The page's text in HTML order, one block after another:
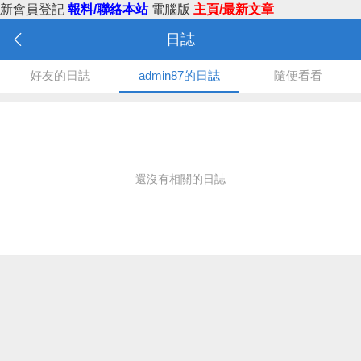
新會員登記 報料/聯絡本站 電腦版 主頁/最新文章
日誌
好友的日誌 admin87的日誌 隨便看看
還沒有相關的日誌